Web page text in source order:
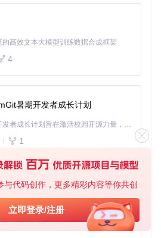
与代码创作，更多精彩内容等你共创
立即登录/注册
加本地影片文件夹，体验一下专业媒
间大提升
少脚步声干扰
玻璃家具，增加布艺软装
区域
场
提升40%以上
高效文本大模型训练数据合成框架
4
暑期开发者成长计划
「源启盛夏」暑期校园开发者成长计划旨在激活校园开源力量，通过积分激励、认证扶持、资源倾斜等形式，引导高校组织和开发者完成「入驻 — 建项目 — 做贡献 — 获认证 — 得资源」的完整闭环。无论你是想带领社团入驻平台的组织者，还是希望用代码贡献证明自己的开发者，都能在这里找到属于你的成长路径。
1
基于Python的Xiaozhi AI，适用于想要完整Xiaozhi体验而无需拥有专用硬件的用户。
1